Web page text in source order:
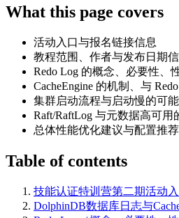
What this page covers
活动入口与报名链接信息
教程范围、作者与发布日期
Redo Log 的概念、必要性、
CacheEngine 的机制、与
集群启动流程与启动慢的可
Raft/RaftLog 与元数据高可用
总体性能优化建议与配置推
Table of contents
技能认证特训营第二期活动
DolphinDB数据库日志与